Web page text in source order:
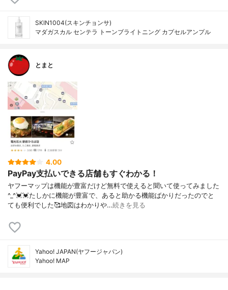
SKIN1004(スキンチョンサ)
マダガスカル センテラ トーンブライトニング カプセルアンプル
とまと
4.00
PayPay支払いできる店舗もすぐわかる！
ヤフーマップは機能が豊富だけど無料で使えると聞いて使ってみました
^_^💓💓たしかに機能が豊富で、あると助かる機能ばかりだったのでと
ても便利でした🥰地図はわかりや…続きを見る
Yahoo! JAPAN(ヤフージャパン)
Yahoo! MAP